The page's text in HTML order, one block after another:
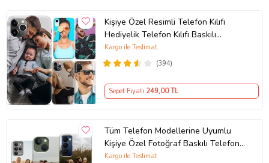
Kişiye Özel Resimli Telefon Kılıfı
Hediyelik Telefon Kılıfı Baskılı
Desenli Resim Gönder Telefona
Basalım (Telefon Modelleri
(394)
Kargo ile Teslimat
Sepet Fiyatı 249,00 TL
Tüm Telefon Modellerine Uyumlu
Kişiye Özel Fotoğraf Baskılı Telefon
Kılıfı
Kargo ile Teslimat